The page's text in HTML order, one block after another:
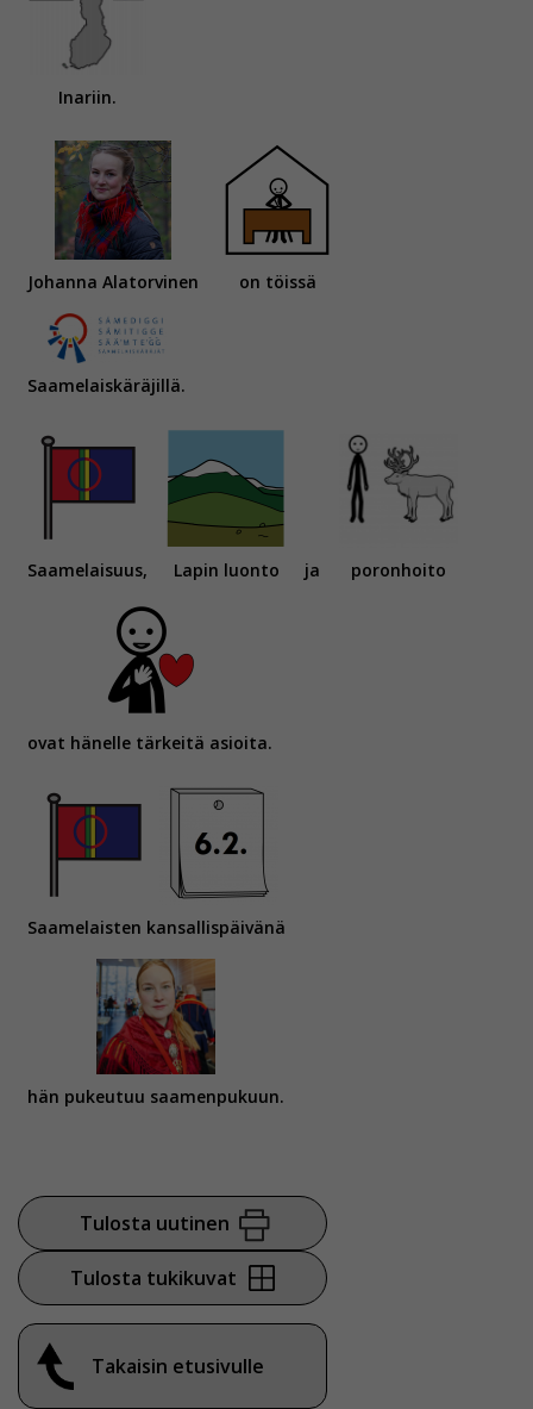
Inariin.
Johanna Alatorvinen on töissä
Saamelaiskäräjillä.
Saamelaisuus, Lapin luonto ja poronhoito
ovat hänelle tärkeitä asioita.
Saamelaisten kansallispäivänä
hän pukeutuu saamenpukuun.
Tulosta uutinen
Tulosta tukikuvat
Takaisin etusivulle